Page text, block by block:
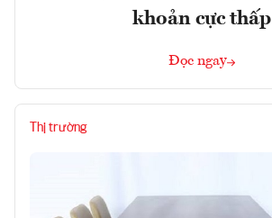
khoản cực thấp
Đọc ngay
Thị trường